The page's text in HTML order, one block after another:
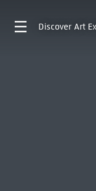
Discover Art